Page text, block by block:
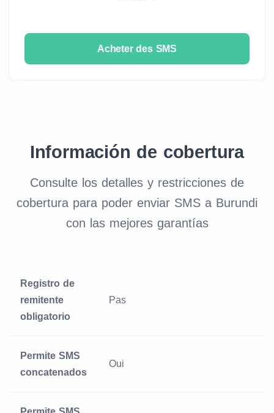
Acheter des SMS
Información de cobertura
Consulte los detalles y restricciones de
cobertura para poder enviar SMS a Burundi
con las mejores garantías
Registro de
remitente
obligatorio
Pas
Permite SMS
concatenados
Oui